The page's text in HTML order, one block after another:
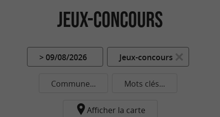
Jeux-concours
> 09/08/2026 Jeux-concours
Commune... Mots clés...
Afficher la carte